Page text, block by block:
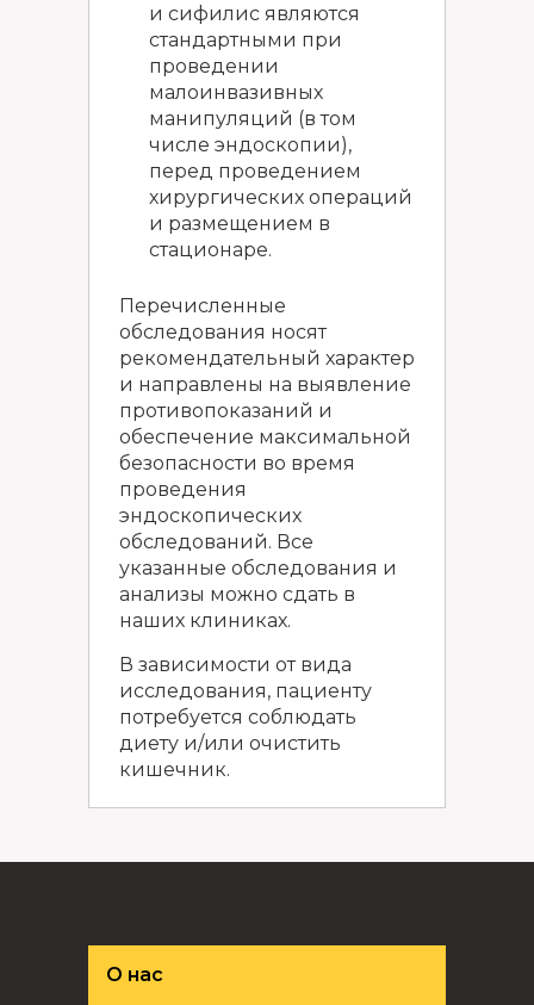
и сифилис являются
стандартными при
проведении
малоинвазивных
манипуляций (в том
числе эндоскопии),
перед проведением
хирургических операций
и размещением в
стационаре.
Перечисленные
обследования носят
рекомендательный характер
и направлены на выявление
противопоказаний и
обеспечение максимальной
безопасности во время
проведения
эндоскопических
обследований. Все
указанные обследования и
анализы можно сдать в
наших клиниках.
В зависимости от вида
исследования, пациенту
потребуется соблюдать
диету и/или очистить
кишечник.
О нас